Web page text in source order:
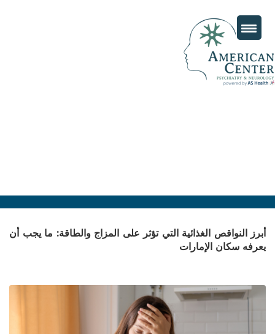
أبرز النواقص الغذائية التي تؤثر على المزاج والطاقة: ما يجب أن
يعرفه سكان الإمارات